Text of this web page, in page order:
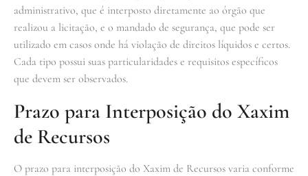
administrativo, que é interposto diretamente ao órgão que
realizou a licitação, e o mandado de segurança, que pode ser
utilizado em casos onde há violação de direitos líquidos e certos.
Cada tipo possui suas particularidades e requisitos específicos
que devem ser observados.
Prazo para Interposição do Xaxim
de Recursos
O prazo para interposição do Xaxim de Recursos varia conforme